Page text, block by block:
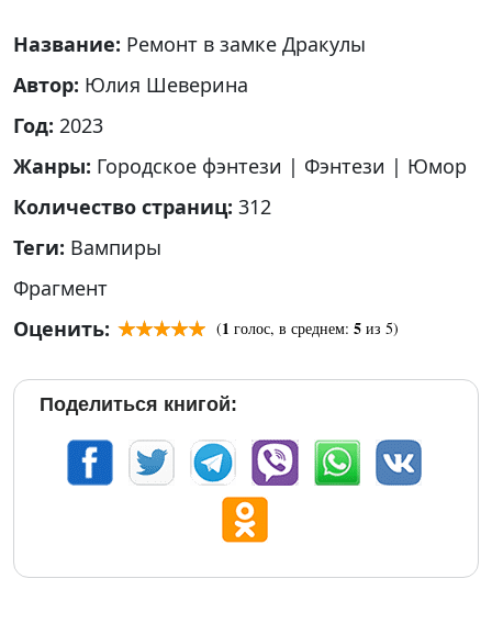
Название: Ремонт в замке Дракулы
Автор: Юлия Шеверина
Год: 2023
Жанры: Городское фэнтези | Фэнтези | Юмор
Количество страниц: 312
Теги: Вампиры
Фрагмент
Оценить:
(1 голос, в среднем: 5 из 5)
Поделиться книгой: